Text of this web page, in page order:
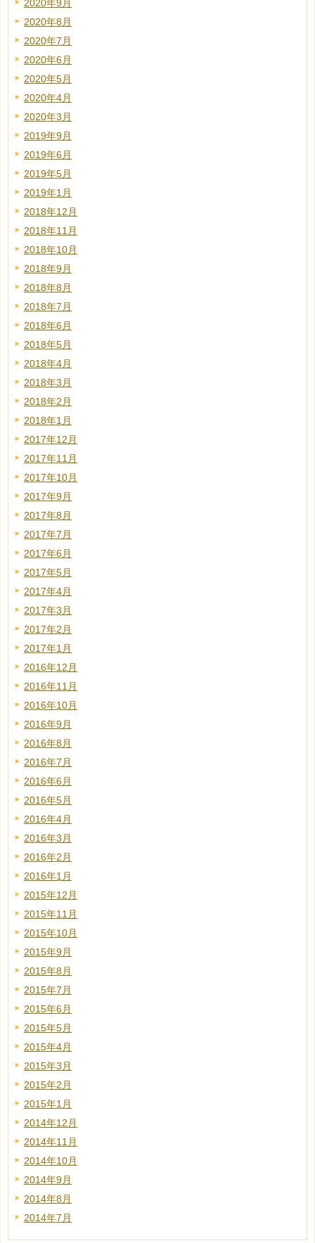
2020年9月
2020年8月
2020年7月
2020年6月
2020年5月
2020年4月
2020年3月
2019年9月
2019年6月
2019年5月
2019年1月
2018年12月
2018年11月
2018年10月
2018年9月
2018年8月
2018年7月
2018年6月
2018年5月
2018年4月
2018年3月
2018年2月
2018年1月
2017年12月
2017年11月
2017年10月
2017年9月
2017年8月
2017年7月
2017年6月
2017年5月
2017年4月
2017年3月
2017年2月
2017年1月
2016年12月
2016年11月
2016年10月
2016年9月
2016年8月
2016年7月
2016年6月
2016年5月
2016年4月
2016年3月
2016年2月
2016年1月
2015年12月
2015年11月
2015年10月
2015年9月
2015年8月
2015年7月
2015年6月
2015年5月
2015年4月
2015年3月
2015年2月
2015年1月
2014年12月
2014年11月
2014年10月
2014年9月
2014年8月
2014年7月